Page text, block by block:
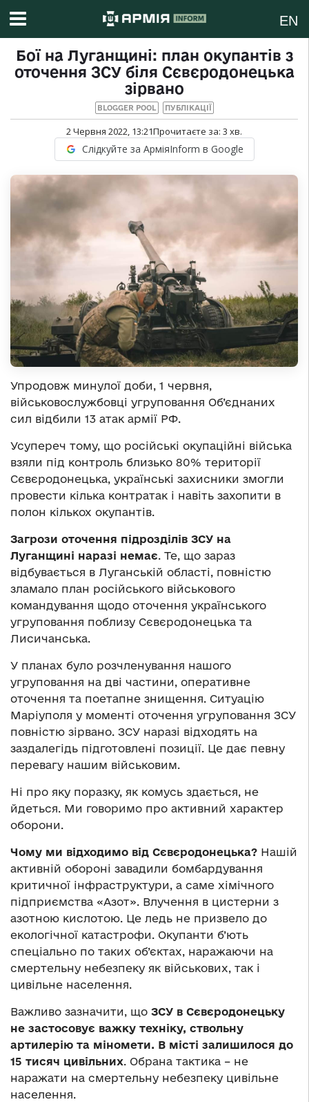
EN
Бої на Луганщині: план окупантів з
оточення ЗСУ біля Сєвєродонецька
зірвано
BLOGGER POOL ПУБЛІКАЦІЇ
2 Червня 2022, 13:21Прочитаєте за: 3 хв.
Слідкуйте за АрміяInform в Google
Упродовж минулої доби, 1 червня,
військовослужбовці угруповання Об’єднаних
сил відбили 13 атак армії РФ.
Усупереч тому, що російські окупаційні війська
взяли під контроль близько 80% території
Сєвєродонецька, українські захисники змогли
провести кілька контратак і навіть захопити в
полон кількох окупантів.
Загрози оточення підрозділів ЗСУ на
Луганщині наразі немає. Те, що зараз
відбувається в Луганській області, повністю
зламало план російського військового
командування щодо оточення українського
угруповання поблизу Сєвєродонецька та
Лисичанська.
У планах було розчленування нашого
угруповання на дві частини, оперативне
оточення та поетапне знищення. Ситуацію
Маріуполя у моменті оточення угруповання ЗСУ
повністю зірвано. ЗСУ наразі відходять на
заздалегідь підготовлені позиції. Це дає певну
перевагу нашим військовим.
Ні про яку поразку, як комусь здається, не
йдеться. Ми говоримо про активний характер
оборони.
Чому ми відходимо від Сєвєродонецька? Нашій
активній обороні завадили бомбардування
критичної інфраструктури, а саме хімічного
підприємства «Азот». Влучення в цистерни з
азотною кислотою. Це ледь не призвело до
екологічної катастрофи. Окупанти б’ють
спеціально по таких об’єктах, наражаючи на
смертельну небезпеку як військових, так і
цивільне населення.
Важливо зазначити, що ЗСУ в Сєвєродонецьку
не застосовує важку техніку, ствольну
артилерію та міномети. В місті залишилося до
15 тисяч цивільних. Обрана тактика – не
наражати на смертельну небезпеку цивільне
населення.